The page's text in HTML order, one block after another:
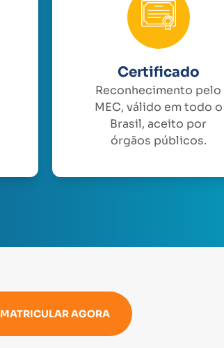
Certificado
Reconhecimento pelo
MEC, válido em todo o
Brasil, aceito por
órgãos públicos.
MATRICULAR AGORA